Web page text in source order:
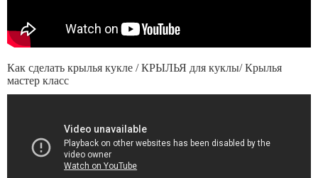
Как сделать крылья кукле / КРЫЛЬЯ для куклы/ Крылья
мастер класс